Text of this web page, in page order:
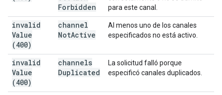
Forbidden
para este canal.
invalid
Value
(400)
channel
NotActive
Al menos uno de los canales
especificados no está activo.
invalid
Value
(400)
channels
Duplicated
La solicitud falló porque
especificó canales duplicados.